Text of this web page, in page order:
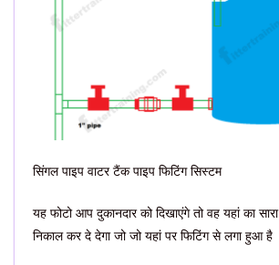
सिंगल पाइप वाटर टैंक पाइप फिटिंग सिस्टम
यह फोटो आप दुकानदार को दिखाएंगे तो वह यहां का
निकाल कर दे देगा जो जो यहां पर फिटिंग से लगा हुआ है